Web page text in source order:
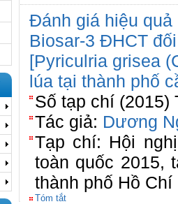
Đánh giá hiệu
Biosar-3 ĐHCT
[Pyriculria grisea
lúa tại thành phố
Số tạp chí (2015)
Tác giả: Dương
Tạp chí: Hội
toàn quốc 2015,
thành phố Hồ
Tóm tắt